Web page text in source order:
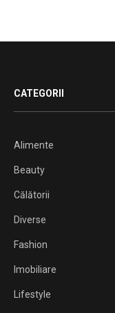
CATEGORII
Alimente
Beauty
Călătorii
Diverse
Fashion
Imobiliare
Lifestyle